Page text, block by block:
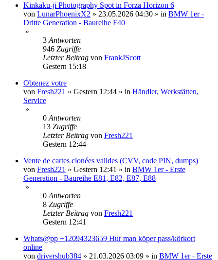
Kinkaku-ji Photography Spot in Forza Horizon 6
von LunarPhoenixX2 » 23.05.2026 04:30 » in BMW 1er -
Dritte Generation - Baureihe F40
»
3 Antworten
946 Zugriffe
Letzter Beitrag von FrankJScott
Gestern 15:18
Obtenez votre
von Fresh221 » Gestern 12:44 » in Händler, Werkstätten,
Service
»
0 Antworten
13 Zugriffe
Letzter Beitrag von Fresh221
Gestern 12:44
Vente de cartes clonées valides (CVV, code PIN, dumps)
von Fresh221 » Gestern 12:41 » in BMW 1er - Erste
Generation - Baureihe E81, E82, E87, E88
»
0 Antworten
8 Zugriffe
Letzter Beitrag von Fresh221
Gestern 12:41
Whats@pp +12094323659 Hur man köper pass/körkort
online
von drivershub384 » 21.03.2026 03:09 » in BMW 1er - Erste